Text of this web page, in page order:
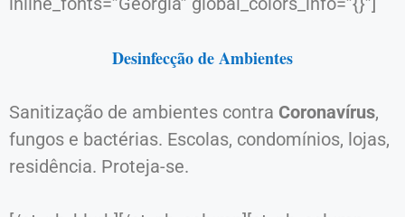
Desinfecção de Ambientes
Sanitização de ambientes contra Coronavírus,
fungos e bactérias. Escolas, condomínios, lojas,
residência. Proteja-se.